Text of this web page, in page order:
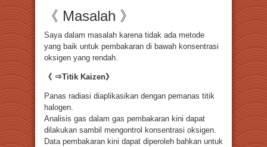
《 Masalah 》
Saya dalam masalah karena tidak ada metode
yang baik untuk pembakaran di bawah konsentrasi
oksigen yang rendah.
《 ⇒Titik Kaizen》
Panas radiasi diaplikasikan dengan pemanas titik
halogen.
Analisis gas dalam gas pembakaran kini dapat
dilakukan sambil mengontrol konsentrasi oksigen.
Data pembakaran kini dapat diperoleh bahkan untuk